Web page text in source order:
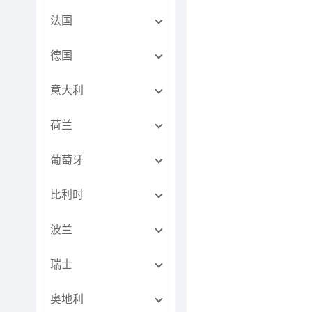
法国
德国
意大利
荷兰
葡萄牙
比利时
波兰
瑞士
奥地利